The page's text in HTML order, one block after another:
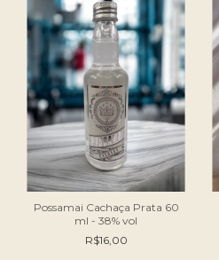
Possamai Cachaça Prata 60
ml - 38% vol
R$16,00